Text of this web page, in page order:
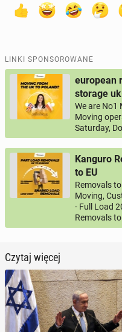
LINKI SPONSOROWANE
european
storage
We are No1
Moving
Saturday,
Kanguro
to EU
Removals
Moving,
- Full Load
Removals
Czytaj więcej